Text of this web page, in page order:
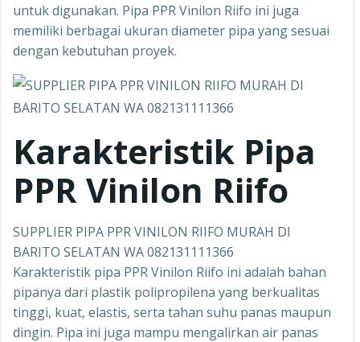
untuk digunakan. Pipa PPR Vinilon Riifo ini juga
memiliki berbagai ukuran diameter pipa yang sesuai
dengan kebutuhan proyek.
Karakteristik Pipa
PPR Vinilon Riifo
SUPPLIER PIPA PPR VINILON RIIFO MURAH DI
BARITO SELATAN WA 082131111366
Karakteristik pipa PPR Vinilon Riifo ini adalah bahan
pipanya dari plastik polipropilena yang berkualitas
tinggi, kuat, elastis, serta tahan suhu panas maupun
dingin. Pipa ini juga mampu mengalirkan air panas